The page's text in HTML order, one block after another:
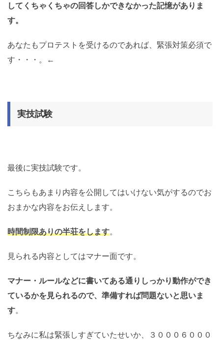
してくちゃくちゃの回答しかできなかった記憶がありま
す。
あなたもプロテストを受けるのであれば、緊張対策必須で
す・・・。←
実技試験
最後に実技試験です。
こちらもあまり内容を公開してはいけない気がするのでお
おまかな内容をお伝えします。
時間制限ありの半荘をします。
見られる内容としてはマナー面です。
マナー・ルールなどに書いてある通りしっかり動作ができ
ているかを見られるので、準備すれば問題ないと思いま
す。
ちなみに私は緊張しすぎていたせいか、３０００６０００